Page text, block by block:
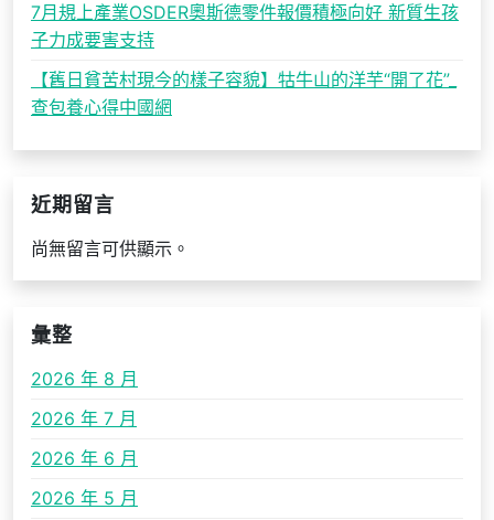
7月規上產業OSDER奧斯德零件報價積極向好 新質生孩
子力成要害支持
【舊日貧苦村現今的樣子容貌】牯牛山的洋芋“開了花”_
查包養心得中國網
近期留言
尚無留言可供顯示。
彙整
2026 年 8 月
2026 年 7 月
2026 年 6 月
2026 年 5 月